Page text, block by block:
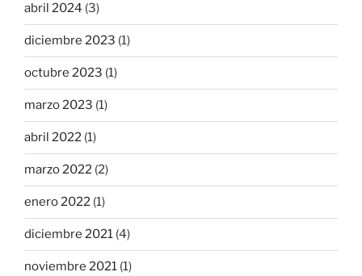
abril 2024 (3)
diciembre 2023 (1)
octubre 2023 (1)
marzo 2023 (1)
abril 2022 (1)
marzo 2022 (2)
enero 2022 (1)
diciembre 2021 (4)
noviembre 2021 (1)